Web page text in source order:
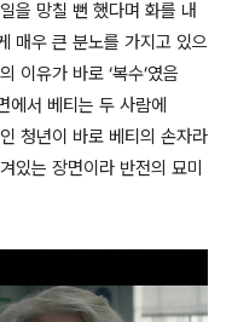
을 망칠 뻔 했다며 화를 내
매우 큰 분노를 가지고 있으
이유가 바로 ‘복수’였음
에서 베티는 두 사람에
청년이 바로 베티의 손자라
있는 장면이라 반전의 묘미